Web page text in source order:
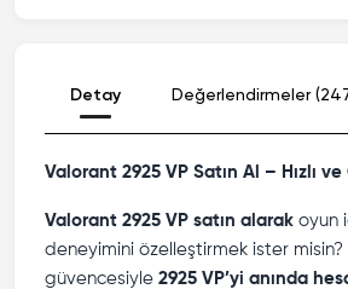
Detay Değerlendirmeler
Valorant 2925 VP Satın Al – Hızlı
Valorant 2925 VP satın alarak oyun
deneyimini özelleştirmek ister misin?
güvencesiyle 2925 VP’yi anında